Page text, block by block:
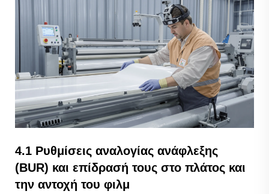
4.1 Ρυθμίσεις αναλογίας ανάφλεξης
(BUR) και επίδρασή τους στο πλάτος και
την αντοχή του φιλμ